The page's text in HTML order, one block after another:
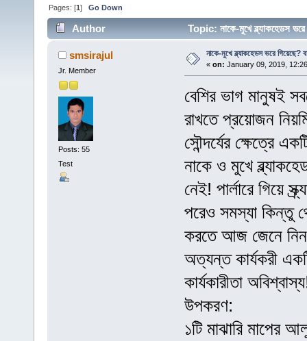
Pages: [1]Go Down
Author Topic: নাকে-মুখে ব্ল্যাকহেডস
smsirajul
Jr. Member
Posts: 55
Test
নাকে-মুখে ব্ল্যাকহেডস ভরে গিয়েছে?
« on: January 09, 2019,
বেশির ভাগ মানুষই
রাখতে প্রয়োজন
সৌন্দর্যের ক্ষেত্রে
নাকে ও মুখে
নেই! পার্লারে গিয়ে
পরেও সমস্যা কিন্তু
করতে আজ জেনে নিন
অত্যন্ত কার্যকরী
কার্যকারীতা
উপকরণ:
১টি মাঝারি মাপের